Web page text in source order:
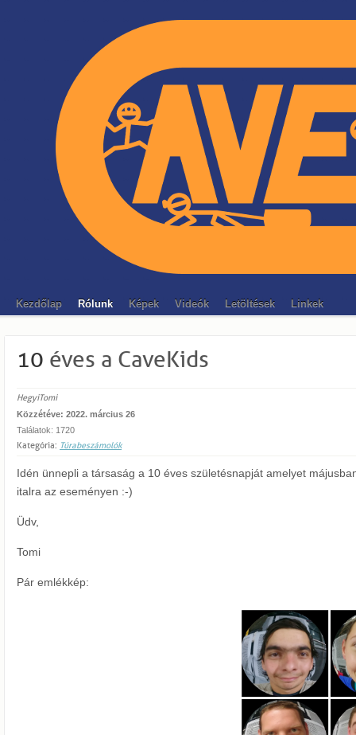
Kezdőlap Rólunk Képek Videók Letöltések Linkek
10 éves a CaveKids
HegyiTomi
Közzétéve: 2022. március 26
Találatok: 1720
Kategória: Túrabeszámolók
Idén ünnepli a társaság a 10 éves születésnapját amelyet
italra az eseményen :-)
Üdv,
Tomi
Pár emlékkép: